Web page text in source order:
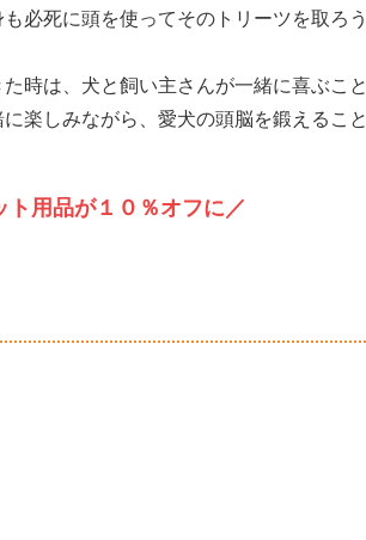
必死に頭を使ってそのトリーツを取ろう
時は、犬と飼い主さんが一緒に喜ぶこと
楽しみながら、愛犬の頭脳を鍛えること
用品が１０％オフに／